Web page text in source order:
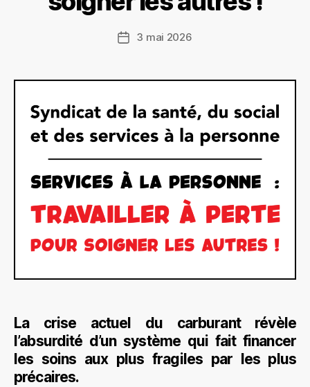
Date3 mai 2026
La crise actuel du carburant révèle
l’absurdité d’un système qui fait financer
les soins aux plus fragiles par les plus
précaires.